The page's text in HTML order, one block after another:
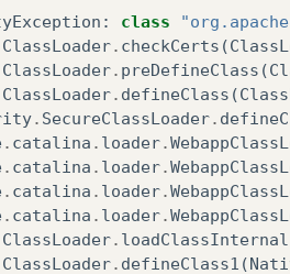
: class
ClassLoader. checkCerts (
ClassLoader. preDefineClass (
ClassLoader. defineClass (
. SecureClassLoader.
. catalina . loader.
. catalina . loader.
. catalina . loader.
. catalina . loader.
ClassLoader. loadClassInternal
ClassLoader. defineClass1 (